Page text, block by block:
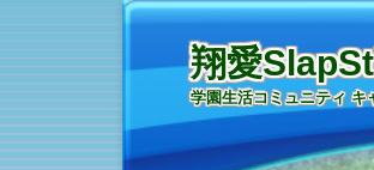
翔愛
学園生活コミュニティ